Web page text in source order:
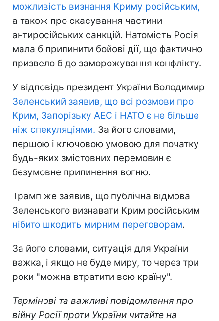
можливість визнання Криму російським,
а також про скасування частини
антиросійських санкцій. Натомість Росія
мала б припинити бойові дії, що фактично
призвело б до заморожування конфлікту.
У відповідь президент України Володимир
Зеленський заявив, що всі розмови про
Крим, Запорізьку АЕС і НАТО є не більше
ніж спекуляціями. За його словами,
першою і ключовою умовою для початку
будь-яких змістовних перемовин є
безумовне припинення вогню.
Трамп же заявив, що публічна відмова
Зеленського визнавати Крим російським
нібито шкодить мирним переговорам.
За його словами, ситуація для України
важка, і якщо не буде миру, то через три
роки "можна втратити всю країну".
Термінові та важливі повідомлення про
війну Росії проти України читайте на